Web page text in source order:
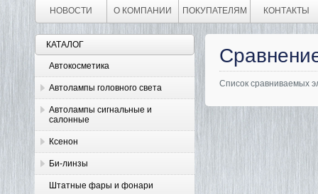
НОВОСТИ О КОМПАНИИ ПОКУПАТЕЛЯМ КОНТАКТЫ
КАТАЛОГ
Автокосметика
Автолампы головного света
Автолампы сигнальные и
салонные
Ксенон
Би-линзы
Штатные фары и фонари
Список сравниваемых